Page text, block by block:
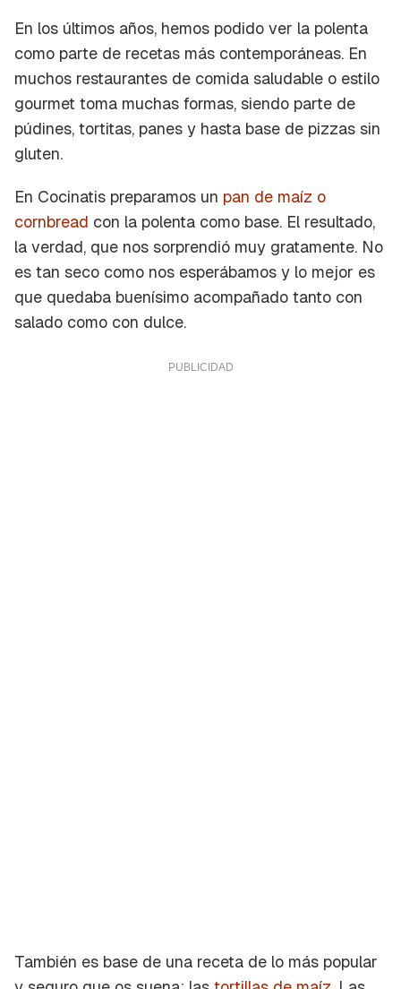
En los últimos años, hemos podido ver la polenta
como parte de recetas más contemporáneas. En
muchos restaurantes de comida saludable o estilo
gourmet toma muchas formas, siendo parte de
púdines, tortitas, panes y hasta base de pizzas sin
gluten.
En Cocinatis preparamos un pan de maíz o
cornbread con la polenta como base. El resultado,
la verdad, que nos sorprendió muy gratamente. No
es tan seco como nos esperábamos y lo mejor es
que quedaba buenísimo acompañado tanto con
salado como con dulce.
También es base de una receta de lo más popular